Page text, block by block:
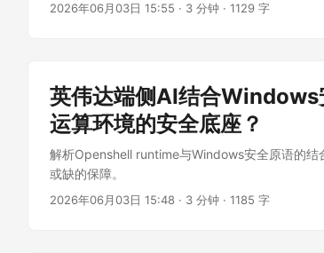
2026年06月03日 15:55 · 3 分钟 · 1129 字
英伟达端侧AI结合Windows
运算环境的安全底座？
解析Openshell runtime与Windows安全原语的
或缺的保障。
2026年06月03日 15:48 · 3 分钟 · 1185 字